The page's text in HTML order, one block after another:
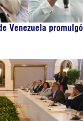
Venezuela promulgó